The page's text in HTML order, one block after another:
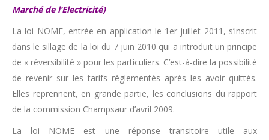
Marché de l’Electricité)
La loi NOME, entrée en application le 1er juillet 2011, s’inscrit
dans le sillage de la loi du 7 juin 2010 qui a introduit un principe
de « réversibilité » pour les particuliers. C’est-à-dire la possibilité
de revenir sur les tarifs réglementés après les avoir quittés.
Elles reprennent, en grande partie, les conclusions du rapport
de la commission Champsaur d’avril 2009.
La loi NOME est une réponse transitoire utile aux